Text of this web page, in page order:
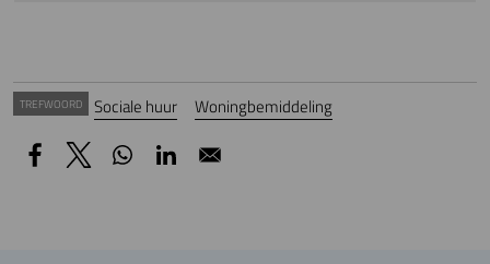
TREFWOORD Sociale huur Woningbemiddeling